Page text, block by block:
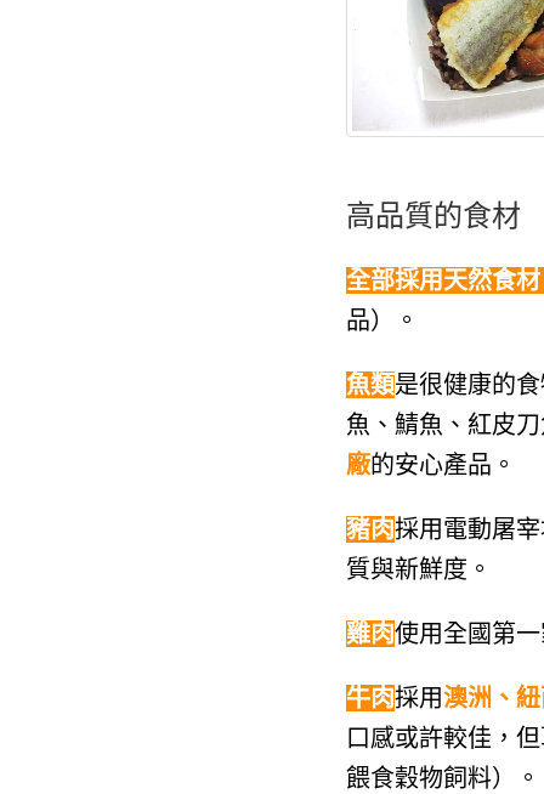
高品質的食材
全部採用天然食
品）。
魚類是很健康的
魚、鯖魚、紅皮
廠的安心產品。
豬肉採用電動屠
質與新鮮度。
雞肉使用全國第
牛肉採用澳洲、
口感或許較佳，
餵食穀物飼料）。